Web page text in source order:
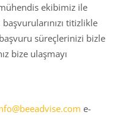
ekibimiz ile
titizlikle
süreçlerinizi bizle
bize ulaşmayı
e-